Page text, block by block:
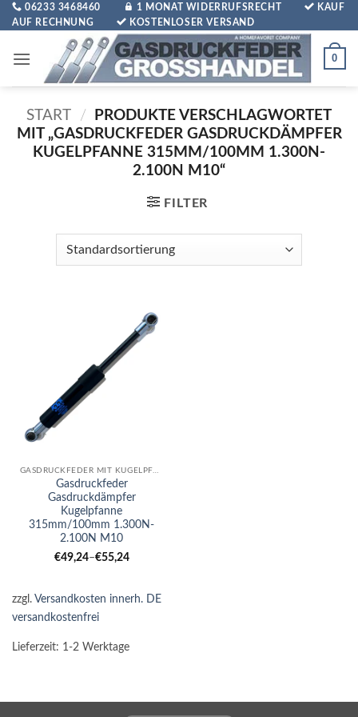
Zum
Inhalt
06233 3468460 1 MONAT WIDERRUFSRECHT
KAUF
AUF RECHNUNG
KOSTENLOSER VERSAND
0
START /
PRODUKTE VERSCHLAGWORTET
MIT „GASDRUCKFEDER GASDRUCKDÄMPFER
KUGELPFANNE 315MM/100MM 1.300N-
2.100N M10“
FILTER
GASDRUCKFEDER MIT KUGELPFANNE
Gasdruckfeder
Gasdruckdämpfer
Kugelpfanne
315mm/100mm 1.300N-
2.100N M10
€49,24–€55,24
zzgl. Versandkosten innerh. DE
versandkostenfrei
Lieferzeit: 1-2 Werktage